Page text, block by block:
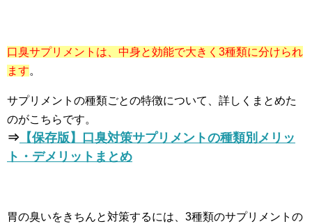
口臭サプリメントは、中身と効能で大きく3種類に分けられ
ます。
サプリメントの種類ごとの特徴について、詳しくまとめた
のがこちらです。
⇒ 【保存版】口臭対策サプリメントの種類別メリッ
ト・デメリットまとめ
胃の臭いをきちんと対策するには、3種類のサプリメントの